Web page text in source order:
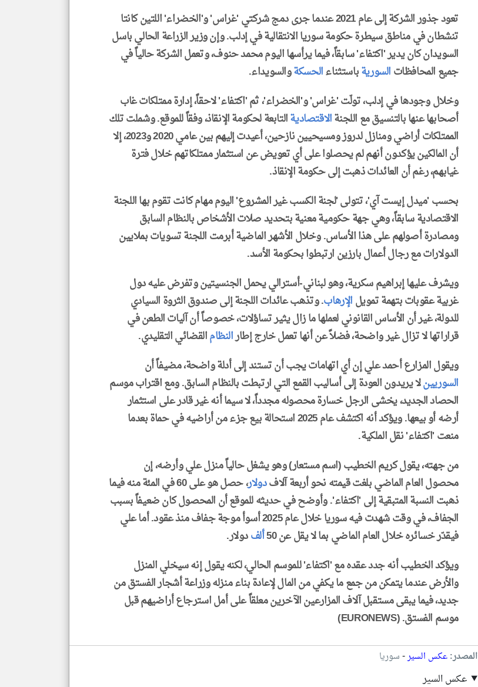
تعود جذور الشركة إلى عام 2021 عندما جرى دمج شركتي 'غراس' و'الخضراء' اللتين كانتا
تنشطان في مناطق سيطرة حكومة سوريا الانتقالية في إدلب. وإن وزير الزراعة الحالي باسل
السويدان كان يدير 'اكتفاء' سابقاً، فيما يرأسها اليوم محمد حنوف، وتعمل الشركة حالياً في
جميع المحافظاتالسوريةباستثناءالحسكةوالسويداء.
وخلال وجودها في إدلب، تولّت 'غراس' و'الخضراء'، ثم 'اكتفاء' لاحقاً، إدارة ممتلكات غاب
أصحابها عنها بالتنسيق مع اللجنةالاقتصاديةالتابعة لحكومة الإنقاذ، وفقاً للموقع. وشملت تلك
الممتلكات أراضي ومنازل لدروز ومسيحيين نازحين، أعيدت إليهم بين عامي 2020 و2023، إلا
أن المالكين يؤكدون أنهم لم يحصلوا على أي تعويض عن استثمار ممتلكاتهم خلال فترة
غيابهم، رغم أن العائدات ذهبت إلى حكومة الإنقاذ.
بحسب 'ميدل إيست آي'، تتولى 'لجنة الكسب غير المشروع' اليوم مهام كانت تقوم بها اللجنة
الاقتصادية سابقاً، وهي جهة حكومية معنية بتحديد صلات الأشخاص بالنظام السابق
ومصادرة أصولهم على هذا الأساس. وخلال الأشهر الماضية أبرمت اللجنة تسويات بملايين
الدولارات مع رجال أعمال بارزين ارتبطوا بحكومة الأسد.
ويشرف عليها إبراهيم سكرية، وهو لبناني-أسترالي يحمل الجنسيتين وتفرض عليه دول
غربية عقوبات بتهمة تمويلالإرهاب. وتذهب عائدات اللجنة إلى صندوق الثروة السيادي
للدولة، غير أن الأساس القانوني لعملها ما زال يثير تساؤلات، خصوصاً أن آليات الطعن في
قراراتها لا تزال غير واضحة، فضلاً عن أنها تعمل خارج إطارالنظامالقضائي التقليدي.
ويقول المزارع أحمد علي إن أي اتهامات يجب أن تستند إلى أدلة واضحة، مضيفاً أن
السوريينلا يريدون العودة إلى أساليب القمع التي ارتبطت بالنظام السابق. ومع اقتراب موسم
الحصاد الجديد، يخشى الرجل خسارة محصوله مجدداً، لا سيما أنه غير قادر على استثمار
أرضه أو بيعها. ويؤكد أنه اكتشف عام 2025 استحالة بيع جزء من أراضيه في حماة بعدما
منعت 'اكتفاء' نقل الملكية.
من جهته، يقول كريم الخطيب (اسم مستعار) وهو يشغل حالياً منزل علي وأرضه، إن
محصول العام الماضي بلغت قيمته نحو أربعة آلافدولار
، حصل هو على 60 في المئة منه فيما
ذهبت النسبة المتبقية إلى 'اكتفاء'. وأوضح في حديثه للموقع أن المحصول كان ضعيفاً بسبب
الجفاف، في وقت شهدت فيه سوريا خلال عام 2025 أسوأ موجة جفاف منذ عقود. أما علي
فيقدّر خسائره خلال العام الماضي بما لا يقل عن 50
ألفدولار.
ويؤكد الخطيب أنه جدد عقده مع 'اكتفاء' للموسم الحالي، لكنه يقول إنه سيخلي المنزل
والأرض عندما يتمكن من جمع ما يكفي من المال لإعادة بناء منزله وزراعة أشجار الفستق من
جديد، فيما يبقى مستقبل آلاف المزارعين الآخرين معلقاً على أمل استرجاع أراضيهم قبل
موسم الفستق. (EURONEWS)
المصدر:عكس السير-سوريا
عكس السير